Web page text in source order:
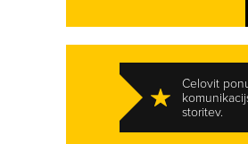
Celovit
storitev.